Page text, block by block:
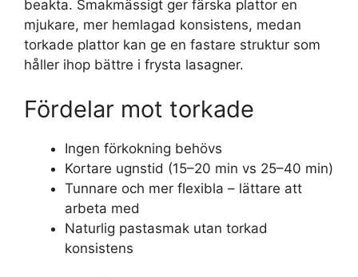
beakta. Smakmässigt ger färska plattor en
mjukare, mer hemlagad konsistens, medan
torkade plattor kan ge en fastare struktur som
håller ihop bättre i frysta lasagner.
Fördelar mot torkade
Ingen förkokning behövs
Kortare ugnstid (15–20 min vs 25–40 min)
Tunnare och mer flexibla – lättare att
arbeta med
Naturlig pastasmak utan torkad
konsistens